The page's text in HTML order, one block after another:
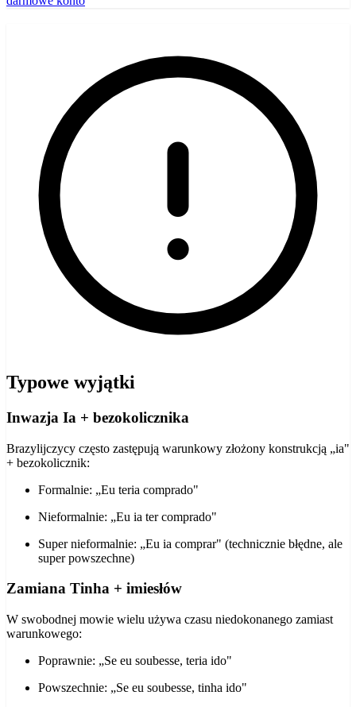
Typowe wyjątki
Inwazja Ia + bezokolicznika
Brazylijczycy często zastępują warunkowy złożony konstrukcją „ia"
+ bezokolicznik:
Formalnie: „Eu teria comprado"
Nieformalnie: „Eu ia ter comprado"
Super nieformalnie: „Eu ia comprar" (technicznie błędne, ale
super powszechne)
Zamiana Tinha + imiesłów
W swobodnej mowie wielu używa czasu niedokonanego zamiast
warunkowego:
Poprawnie: „Se eu soubesse, teria ido"
Powszechnie: „Se eu soubesse, tinha ido"